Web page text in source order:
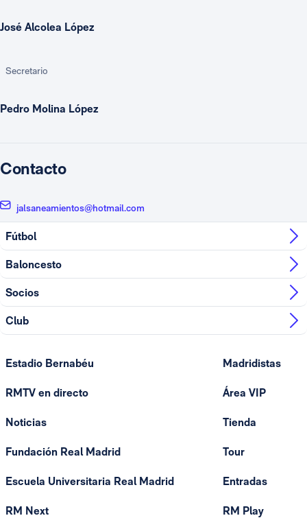
José Alcolea López
Secretario
Pedro Molina López
Contacto
jalsaneamientos@hotmail.com
Fútbol
Baloncesto
Socios
Club
Estadio Bernabéu
RMTV en directo
Noticias
Fundación Real Madrid
Escuela Universitaria Real Madrid
RM Next
Madridistas
Área VIP
Tienda
Tour
Entradas
RM Play